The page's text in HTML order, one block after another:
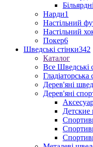
Нарди1
Настільний
Настільний
Покер6
Шведські стінки342
Каталог
Все Шведські
Гладіаторська
Дерев'яні
Дерев'яні